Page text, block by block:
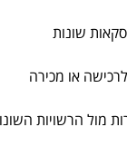
שונות
או מכירה
מול הרשויות